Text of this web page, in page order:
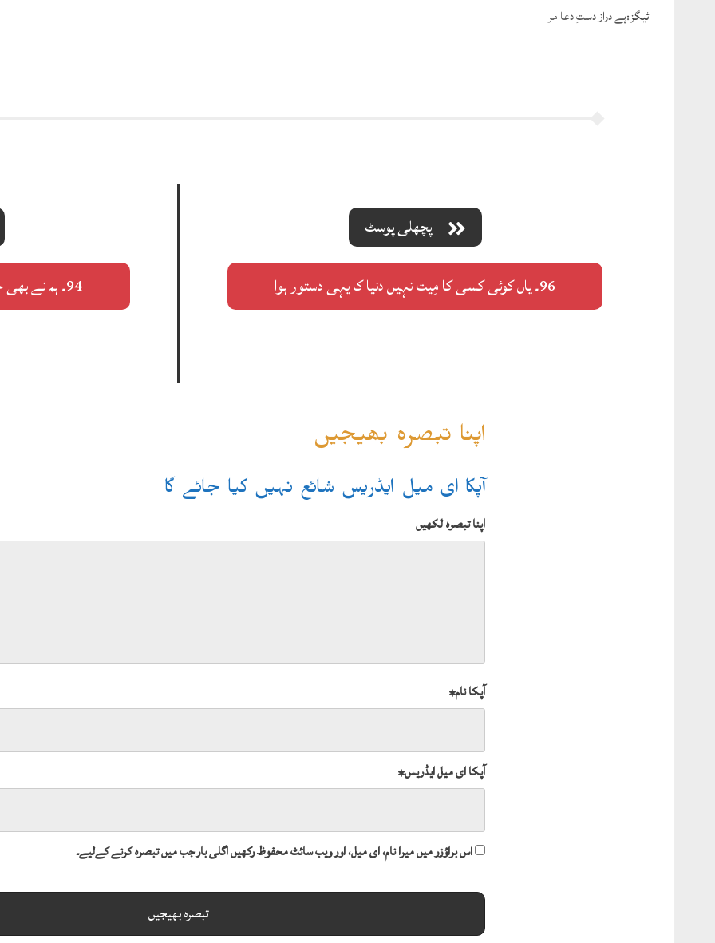
ٹيگز:ہے دراز دستِ دعا مرا
94۔ ہم نے بھی جب پیار کیا تھا آئے تھے سمجھانے لوگ
پچھلی پوسٹ
96۔ یاں کوئی کسی کا مِیت نہیں دنیا کا یہی دستور ہوا
اپنا تبصرہ بھیجیں
آپکا ای میل ایڈریس شائع نہیں کیا جائے گا
اپنا تبصرہ لکھیں
آپکا نام*
آپکا ای میل ایڈریس*
اس براؤزر میں میرا نام، ای میل، اور ویب سائٹ محفوظ رکھیں اگلی بار جب میں تبصرہ کرنے کےلیے۔